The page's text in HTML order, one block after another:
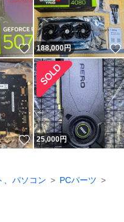
いいね！
188,000円
いいね！
25,000円
、パソコン
PCパーツ